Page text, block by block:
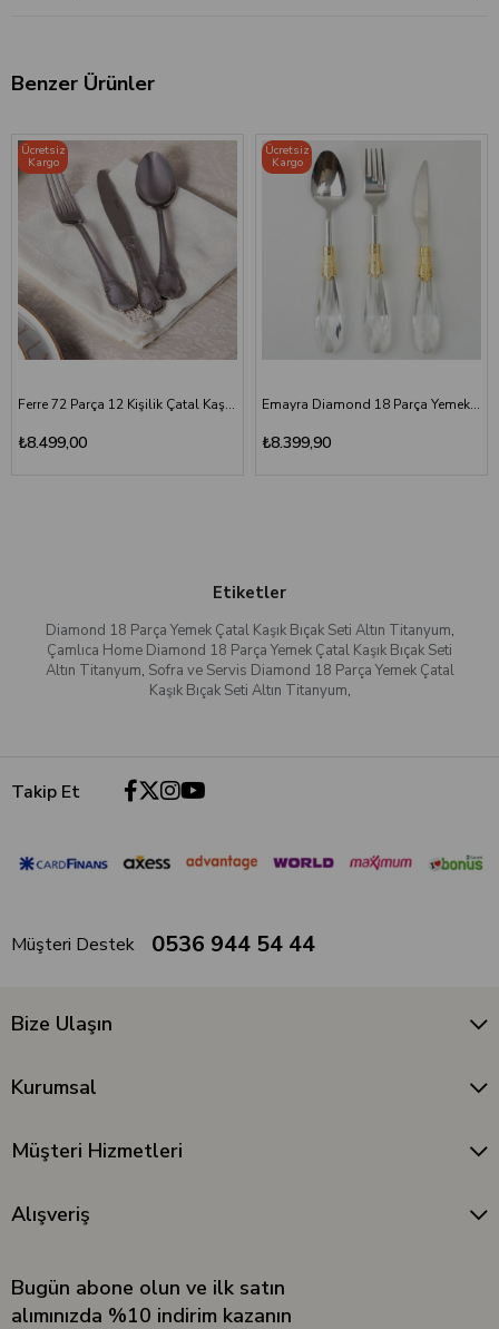
Benzer Ürünler
Ferre 72 Parça 12 Kişilik Çatal Kaşık Bıçak Seti
₺8.499,00
Ücretsiz
Kargo
Emayra Diamond 18 Parça Yemek Çatal Kaşık Bıçak Seti | Altın
₺8.399,90
Ücretsiz
Kargo
Etiketler
Diamond 18 Parça Yemek Çatal Kaşık Bıçak Seti Altın Titanyum,
Çamlıca Home Diamond 18 Parça Yemek Çatal Kaşık Bıçak Seti
Altın Titanyum, Sofra ve Servis Diamond 18 Parça Yemek Çatal
Kaşık Bıçak Seti Altın Titanyum,
Takip Et
Müşteri Destek 0536 944 54 44
Bize Ulaşın
Kurumsal
Müşteri Hizmetleri
Alışveriş
Bugün abone olun ve ilk satın
alımınızda %10 indirim kazanın